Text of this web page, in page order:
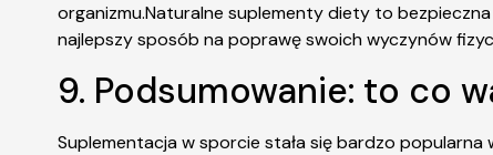
organizmu.Naturalne suplementy diety to
najlepszy sposób na poprawę swoich wyczynów
9. Podsumowanie: to co
Suplementacja w sporcie stała się bardzo